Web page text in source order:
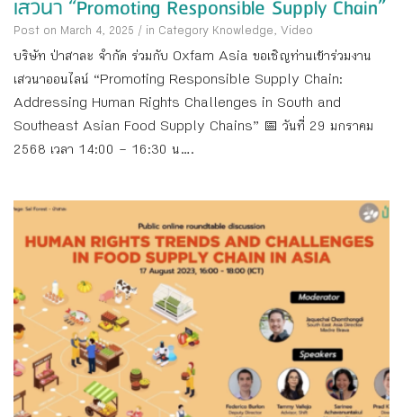
เสวนา “Promoting Responsible Supply Chain”
Post on March 4, 2025 / in Category Knowledge, Video
บริษัท ป่าสาละ จำกัด ร่วมกับ Oxfam Asia ขอเชิญท่านเข้าร่วมงาน
เสวนาออนไลน์ “Promoting Responsible Supply Chain:
Addressing Human Rights Challenges in South and
Southeast Asian Food Supply Chains” 📅 วันที่ 29 มกราคม
2568 เวลา 14:00 – 16:30 น....